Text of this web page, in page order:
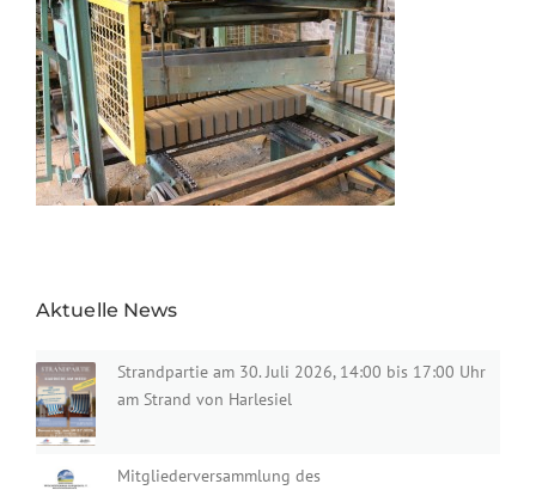
Aktuelle News
Strandpartie am 30. Juli 2026, 14:00 bis 17:00 Uhr
am Strand von Harlesiel
Mitgliederversammlung des